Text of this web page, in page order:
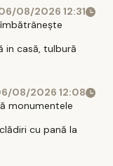
08/2026 12:31
in casă, tulbură
08/2026 12:08
monumentele
cu pană la